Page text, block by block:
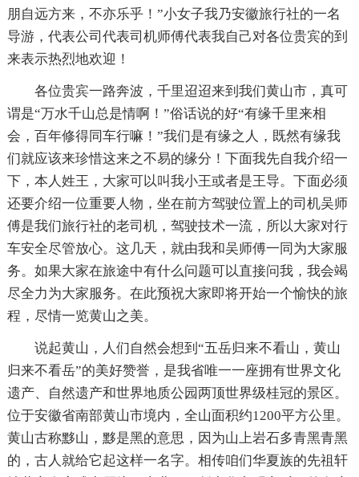
朋自远方来，不亦乐乎！”小女子我乃安徽旅行社的一名
导游，代表公司代表司机师傅代表我自己对各位贵宾的到
来表示热烈地欢迎！
各位贵宾一路奔波，千里迢迢来到我们黄山市，真可
谓是“万水千山总是情啊！”俗话说的好“有缘千里来相
会，百年修得同车行嘛！”我们是有缘之人，既然有缘我
们就应该来珍惜这来之不易的缘分！下面我先自我介绍一
下，本人姓王，大家可以叫我小王或者是王导。下面必须
还要介绍一位重要人物，坐在前方驾驶位置上的司机吴师
傅是我们旅行社的老司机，驾驶技术一流，所以大家对行
车安全尽管放心。这几天，就由我和吴师傅一同为大家服
务。如果大家在旅途中有什么问题可以直接问我，我会竭
尽全力为大家服务。在此预祝大家即将开始一个愉快的旅
程，尽情一览黄山之美。
说起黄山，人们自然会想到“五岳归来不看山，黄山
归来不看岳”的美好赞誉，是我省唯一一座拥有世界文化
遗产、自然遗产和世界地质公园两顶世界级桂冠的景区。
位于安徽省南部黄山市境内，全山面积约1200平方公里。
黄山古称黟山，黟是黑的意思，因为山上岩石多青黑青黑
的，古人就给它起这样一名字。相传咱们华夏族的先祖轩